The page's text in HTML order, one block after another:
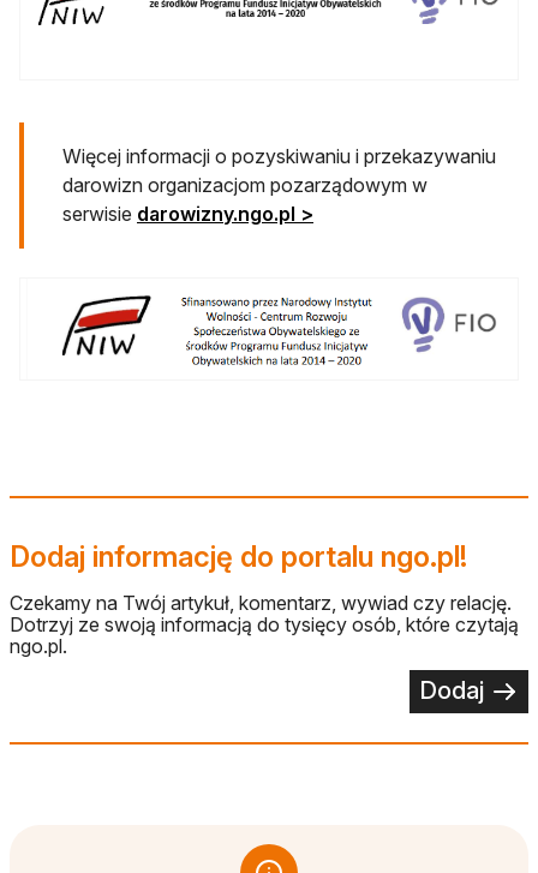
Więcej informacji o pozyskiwaniu i przekazywaniu
darowizn organizacjom pozarządowym w
serwisie darowizny.ngo.pl >
Dodaj informację do portalu ngo.pl!
Czekamy na Twój artykuł, komentarz, wywiad czy relację.
Dotrzyj ze swoją informacją do tysięcy osób, które czytają
ngo.pl.
Dodaj